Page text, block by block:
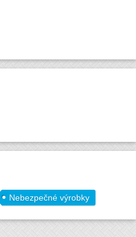
Nebezpečné výrobky